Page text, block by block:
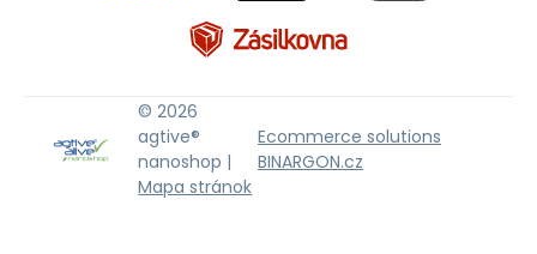
© 2026
agtive®
nanoshop |
Mapa stránok
Ecommerce solutions
BINARGON.cz